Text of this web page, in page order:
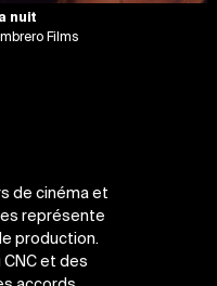
nuit
Films
de cinéma et
représente
production.
CNC et des